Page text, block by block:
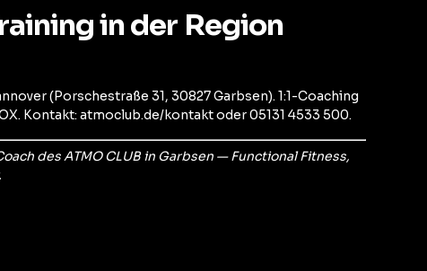
in der Region
(Porschestraße 31, 30827 Garbsen). 1:1-Coaching
Kontakt: atmoclub.de/kontakt oder 05131 4533 500.
des ATMO CLUB in Garbsen — Functional Fitness,